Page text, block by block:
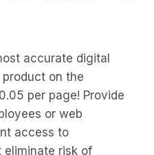
accurate digital
on the
per page! Provide
or web
access to
eliminate risk of